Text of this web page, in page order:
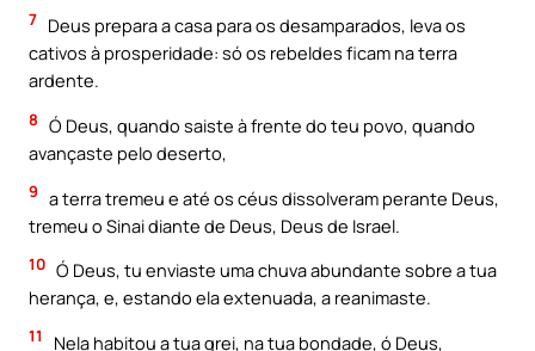
7 Deus prepara a casa para os desamparados, leva os
cativos à prosperidade: só os rebeldes ficam na terra
ardente.
8 Ó Deus, quando saiste à frente do teu povo, quando
avançaste pelo deserto,
9 a terra tremeu e até os céus dissolveram perante Deus,
tremeu o Sinai diante de Deus, Deus de Israel.
10 Ó Deus, tu enviaste uma chuva abundante sobre a tua
herança, e, estando ela extenuada, a reanimaste.
11
Nela habitou a tua grei, na tua bondade, ó Deus,